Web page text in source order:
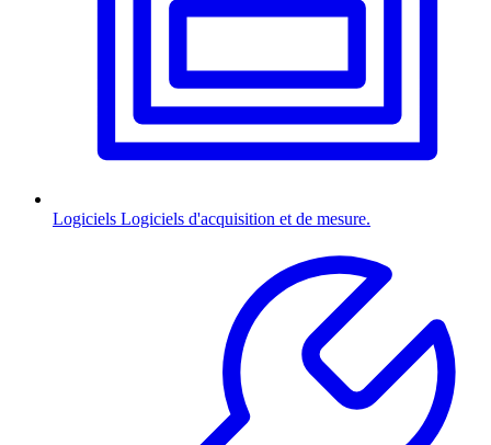
Logiciels Logiciels d'acquisition et de mesure.